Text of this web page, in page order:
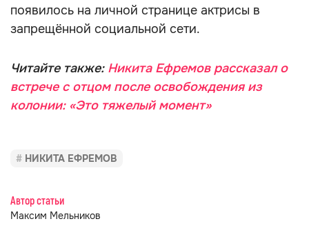
появилось на личной странице актрисы в
запрещённой социальной сети.
Читайте также: Никита Ефремов рассказал о
встрече с отцом после освобождения из
колонии: «Это тяжелый момент»
НИКИТА ЕФРЕМОВ
Автор статьи
Максим Мельников